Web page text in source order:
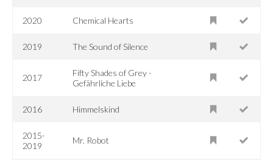
2020 Chemical Hearts
2019 The Sound of Silence
2017
Fifty Shades of Grey -
Gefährliche Liebe
2016 Himmelskind
2015-
2019
Mr. Robot